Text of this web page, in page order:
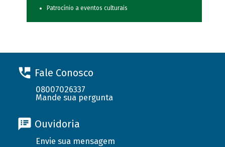
Patrocínio a eventos culturais
Fale Conosco
08007026337
Mande sua pergunta
Ouvidoria
Envie sua mensagem